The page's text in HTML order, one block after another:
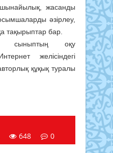
жасанды
әзірлеу,
тақырыптар бар.
сыныптың оқу
желісіндегі
құқық туралы
648 0